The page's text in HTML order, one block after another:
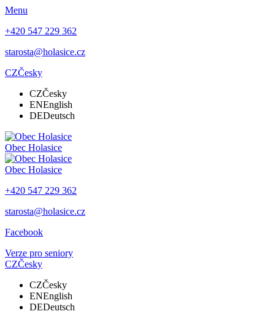
Menu
+420 547 229 362
starosta@holasice.cz
CZČesky
CZČesky
ENEnglish
DEDeutsch
Obec Holasice
Obec Holasice
+420 547 229 362
starosta@holasice.cz
Facebook
Verze pro seniory
CZČesky
CZČesky
ENEnglish
DEDeutsch